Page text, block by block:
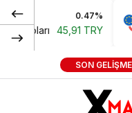
0.47%
45,91 TRY
SON